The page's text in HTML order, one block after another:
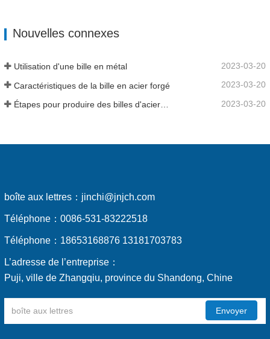
Nouvelles connexes
Utilisation d'une bille en métal 2023-03-20
Caractéristiques de la bille en acier forgé 2023-03-20
2023-03-20
boîte aux lettres： jinchi@jnjch.com
Téléphone： 0086-531-83222518
Téléphone： 18653168876 13181703783
L’adresse de l’entreprise：
Puji, ville de Zhangqiu, province du Shandong, Chine
Envoyer